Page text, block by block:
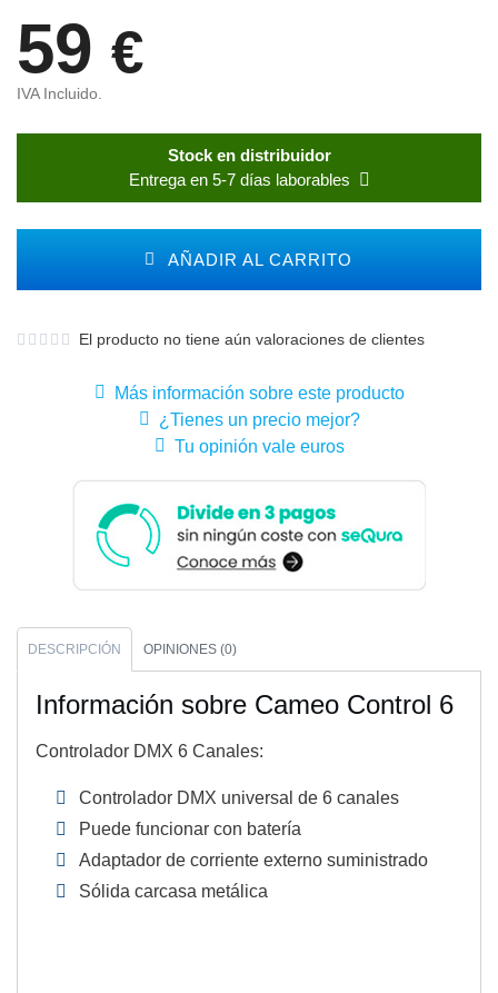
59 €
IVA Incluido.
Stock en distribuidor
Entrega en 5-7 días laborables
AÑADIR AL CARRITO
El producto no tiene aún valoraciones de clientes
Más información sobre este producto
¿Tienes un precio mejor?
Tu opinión vale euros
DESCRIPCIÓN OPINIONES (0)
Información sobre Cameo Control 6
Controlador DMX 6 Canales:
Controlador DMX universal de 6 canales
Puede funcionar con batería
Adaptador de corriente externo suministrado
Sólida carcasa metálica